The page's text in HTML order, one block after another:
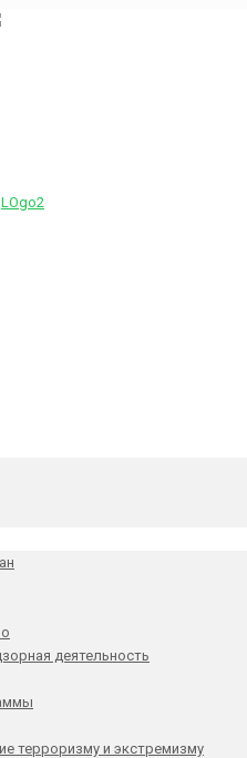
деятельность
терроризму и экстремизму